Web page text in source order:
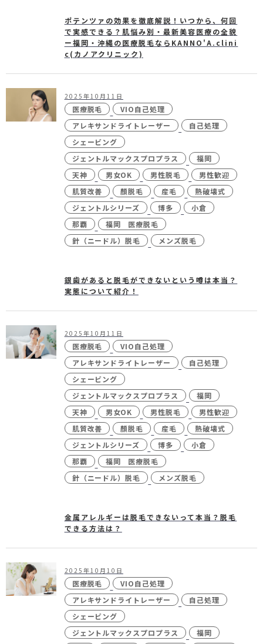
- マッサージピール
- ダーマペン4
- レーザーフェイシャル・
- 他院抜糸・ホッチキス除去
24時間受付
WEB予約
メール
お問い合わせ
個人情報保護方針 特定商取引法に基づく表記
ポテンツァの効果を徹底解説！いつから、何回
で実感できる？肌悩み別・最新美容医療の全貌
ー福岡・沖縄の医療脱毛ならKANNO'A.clini
c(カノアクリニック)
2025年10月11日
医療脱毛
VIO自己処理
アレキサンドライトレーザー
自己処理
シェービング
ジェントルマックスプロプラス
福岡
天神
男女OK 男性脱毛
男性歓迎
肌質改善
顏脱毛 産毛
熱破壊式
ジェントルシリーズ
博多
小倉
那覇
福岡 医療脱毛
針（ニードル）脱毛
メンズ脱毛
銀歯があると脱毛ができないという噂は本当？
実態について紹介！
2025年10月11日
医療脱毛
VIO自己処理
アレキサンドライトレーザー
自己処理
シェービング
ジェントルマックスプロプラス
福岡
天神
男女OK 男性脱毛
男性歓迎
肌質改善
顏脱毛 産毛
熱破壊式
ジェントルシリーズ
博多
小倉
那覇
福岡 医療脱毛
針（ニードル）脱毛
メンズ脱毛
金属アレルギーは脱毛できないって本当？脱毛
できる方法は？
2025年10月10日
医療脱毛
VIO自己処理
アレキサンドライトレーザー
自己処理
シェービング
ジェントルマックスプロプラス
福岡